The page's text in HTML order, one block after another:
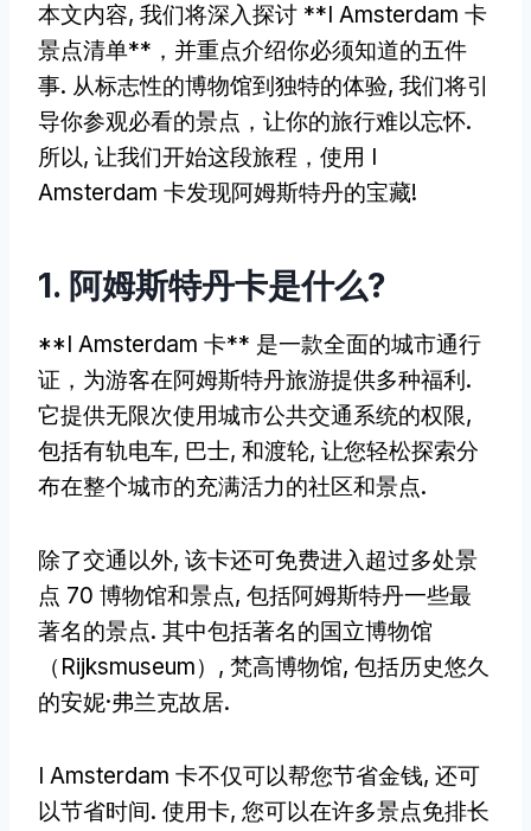
本文内容, 我们将深入探讨 **I Amsterdam 卡
景点清单**，并重点介绍你必须知道的五件
事. 从标志性的博物馆到独特的体验, 我们将引
导你参观必看的景点，让你的旅行难以忘怀.
所以, 让我们开始这段旅程，使用 I
Amsterdam 卡发现阿姆斯特丹的宝藏!
1. 阿姆斯特丹卡是什么?
**I Amsterdam 卡** 是一款全面的城市通行
证，为游客在阿姆斯特丹旅游提供多种福利.
它提供无限次使用城市公共交通系统的权限,
包括有轨电车, 巴士, 和渡轮, 让您轻松探索分
布在整个城市的充满活力的社区和景点.
除了交通以外, 该卡还可免费进入超过多处景
点 70 博物馆和景点, 包括阿姆斯特丹一些最
著名的景点. 其中包括著名的国立博物馆
（Rijksmuseum）, 梵高博物馆, 包括历史悠久
的安妮·弗兰克故居.
I Amsterdam 卡不仅可以帮您节省金钱, 还可
以节省时间. 使用卡, 您可以在许多景点免排长